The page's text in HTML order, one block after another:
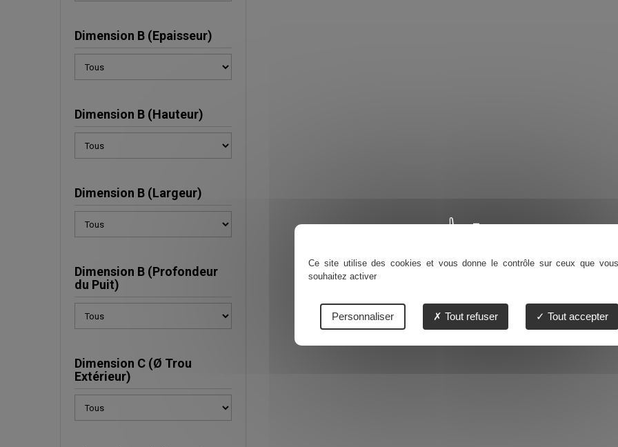
Dimension B (Epaisseur)
Dimension B (Hauteur)
Dimension B (Largeur)
Dimension B (Profondeur
du Puit)
Dimension C (Ø Trou
Extérieur)
Ce site utilise des cookies et vous donne le contrôle sur ceux que vous
souhaitez activer
Tout accepter
Tout refuser
Personnaliser